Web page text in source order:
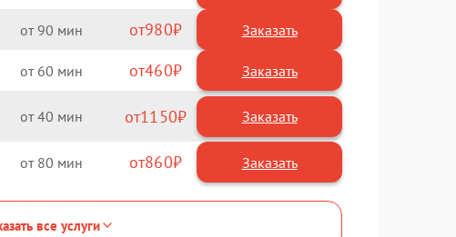
90 980
60 460
40 1150
80 860
все услуги